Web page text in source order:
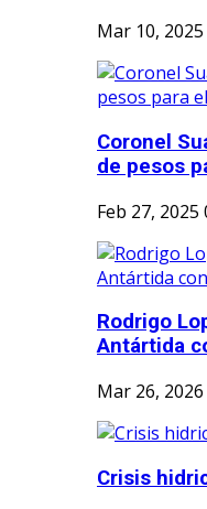
Mar 10, 2025
Coronel
de pesos
Feb 27, 2025
Rodrigo
Antártida
Mar 26, 2026
Crisis